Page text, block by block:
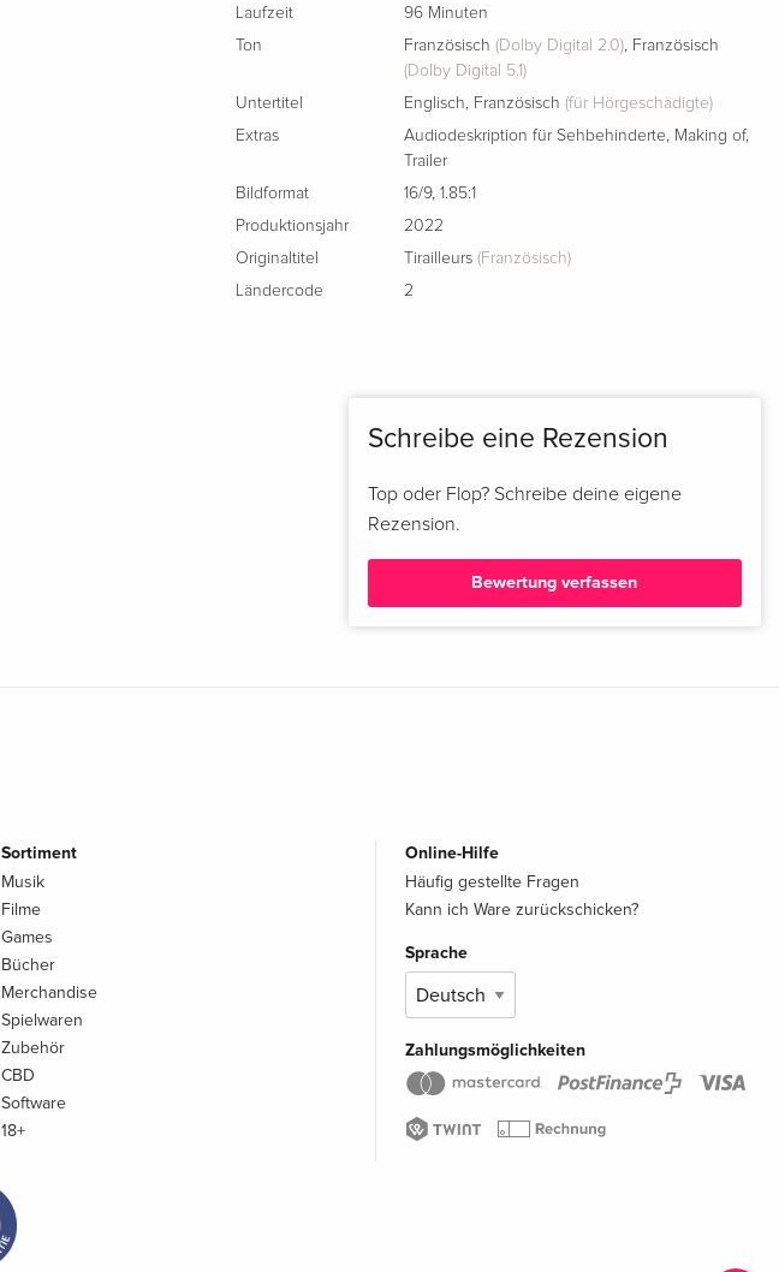
Laufzeit
96 Minuten
Ton
Französisch (Dolby Digital 2.0), Französisch
(Dolby Digital 5.1)
Untertitel
Englisch, Französisch (für Hörgeschädigte)
Extras
Audiodeskription für Sehbehinderte, Making of,
Trailer
Bildformat
16/9,1.85:1
Produktionsjahr
2022
Originaltitel
Tirailleurs (Französisch)
Ländercode
2
Schreibe eine Rezension
Top oder Flop? Schreibe deine eigene
Rezension.
Bewertung verfassen
Sortiment
Musik
Filme
Games
Bücher
Merchandise
Spielwaren
Zubehör
CBD
Software
18+
Online-Hilfe
Häufig gestellte Fragen
Kann ich Ware zurückschicken?
Sprache
Zahlungsmöglichkeiten